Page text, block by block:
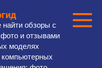
обзоры с
фото и отзывами
моделях